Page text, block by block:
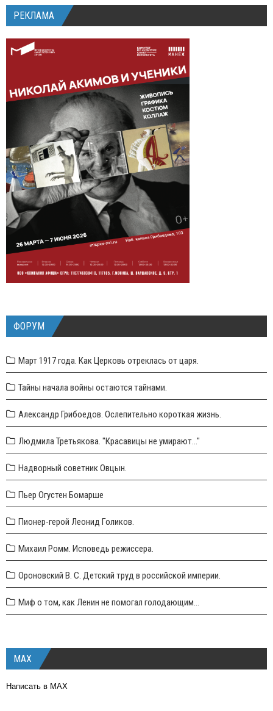
РЕКЛАМА
ФОРУМ
Март 1917 года. Как Церковь отреклась от царя.
Тайны начала войны остаются тайнами.
Александр Грибоедов. Ослепительно короткая жизнь.
Людмила Третьякова. "Красавицы не умирают..."
Надворный советник Овцын.
Пьер Огустен Бомарше
Пионер-герой Леонид Голиков.
Михаил Ромм. Исповедь режиссера.
Ороновский В. С. Детский труд в российской империи.
Миф о том, как Ленин не помогал голодающим...
MAX
Написать в MAX